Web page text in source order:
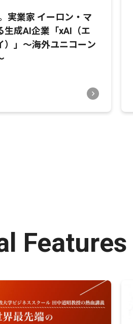
実業家 イーロン・マ
生成AI企業「xAI（エ
）」〜海外ユニコーン
Features